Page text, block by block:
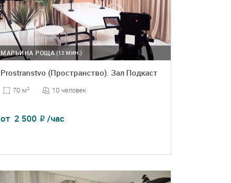
(12 МИН.)
МАРЬИНА РОЩА
Prostranstvo (Пространство). Зал Подкаст
70 м2 10 человек
от 2 500 ₽ /час